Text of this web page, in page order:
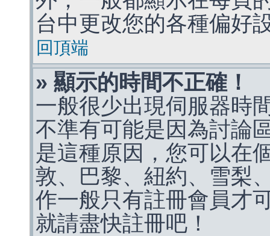
台中更改您的各種偏好
回頂端
» 顯示的時間不正確！
一般很少出現伺服器時
不準有可能是因為討論
是這種原因，您可以在
敦、巴黎、紐約、雪梨
作一般只有註冊會員才
就請盡快註冊吧！